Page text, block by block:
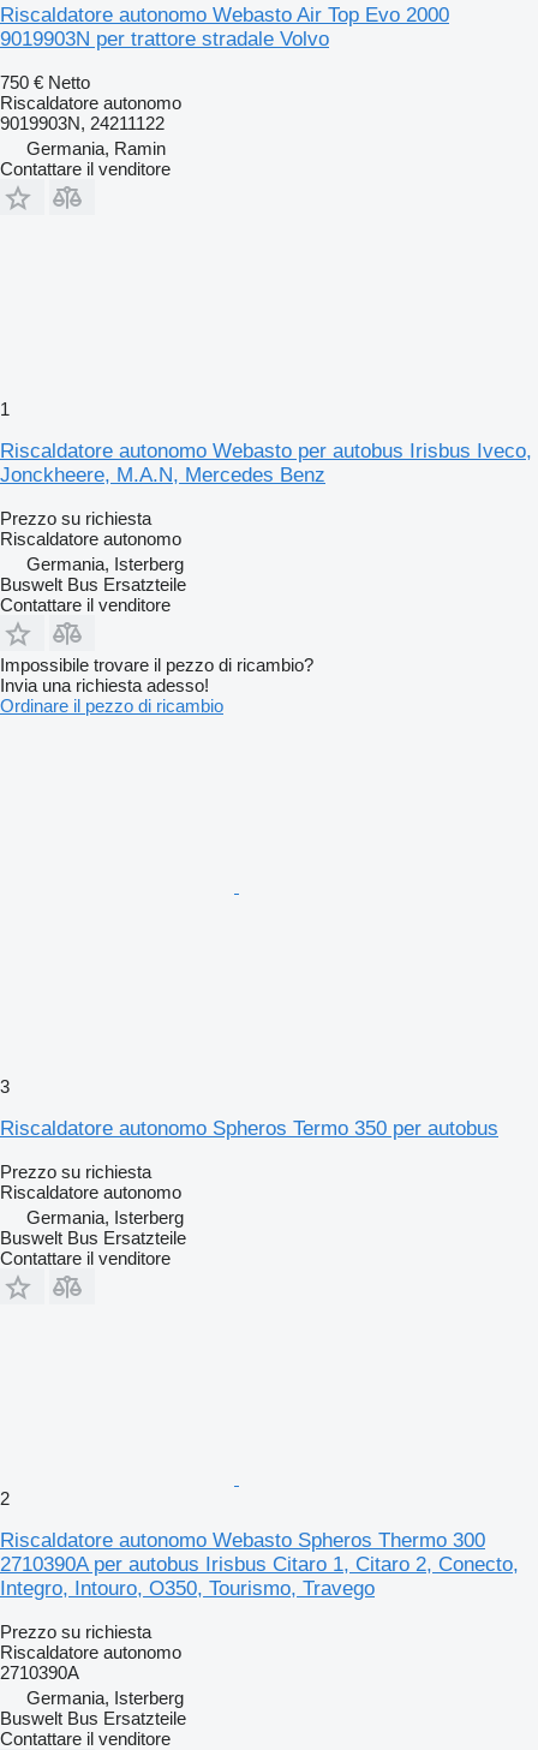
Riscaldatore autonomo Webasto Air Top Evo 2000
9019903N per trattore stradale Volvo
750 € Netto
Riscaldatore autonomo
9019903N, 24211122
Germania, Ramin
Contattare il venditore
1
Riscaldatore autonomo Webasto per autobus Irisbus Iveco,
Jonckheere, M.A.N, Mercedes Benz
Prezzo su richiesta
Riscaldatore autonomo
Germania, Isterberg
Buswelt Bus Ersatzteile
Contattare il venditore
Impossibile trovare il pezzo di ricambio?
Invia una richiesta adesso!
Ordinare il pezzo di ricambio
3
Riscaldatore autonomo Spheros Termo 350 per autobus
Prezzo su richiesta
Riscaldatore autonomo
Germania, Isterberg
Buswelt Bus Ersatzteile
Contattare il venditore
2
Riscaldatore autonomo Webasto Spheros Thermo 300
2710390A per autobus Irisbus Citaro 1, Citaro 2, Conecto,
Integro, Intouro, O350, Tourismo, Travego
Prezzo su richiesta
Riscaldatore autonomo
2710390A
Germania, Isterberg
Buswelt Bus Ersatzteile
Contattare il venditore